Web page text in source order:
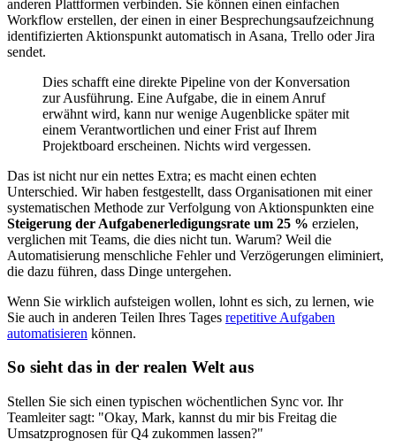
anderen Plattformen verbinden. Sie können einen einfachen
Workflow erstellen, der einen in einer Besprechungsaufzeichnung
identifizierten Aktionspunkt automatisch in Asana, Trello oder Jira
sendet.
Dies schafft eine direkte Pipeline von der Konversation
zur Ausführung. Eine Aufgabe, die in einem Anruf
erwähnt wird, kann nur wenige Augenblicke später mit
einem Verantwortlichen und einer Frist auf Ihrem
Projektboard erscheinen. Nichts wird vergessen.
Das ist nicht nur ein nettes Extra; es macht einen echten
Unterschied. Wir haben festgestellt, dass Organisationen mit einer
systematischen Methode zur Verfolgung von Aktionspunkten eine
Steigerung der Aufgabenerledigungsrate um 25 % erzielen,
verglichen mit Teams, die dies nicht tun. Warum? Weil die
Automatisierung menschliche Fehler und Verzögerungen eliminiert,
die dazu führen, dass Dinge untergehen.
Wenn Sie wirklich aufsteigen wollen, lohnt es sich, zu lernen, wie
Sie auch in anderen Teilen Ihres Tages repetitive Aufgaben
automatisieren können.
So sieht das in der realen Welt aus
Stellen Sie sich einen typischen wöchentlichen Sync vor. Ihr
Teamleiter sagt: "Okay, Mark, kannst du mir bis Freitag die
Umsatzprognosen für Q4 zukommen lassen?"